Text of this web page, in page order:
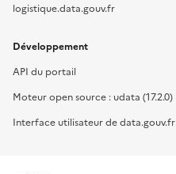
logistique.data.gouv.fr
Développement
API du portail
Moteur open source : udata (17.2.0)
Interface utilisateur de